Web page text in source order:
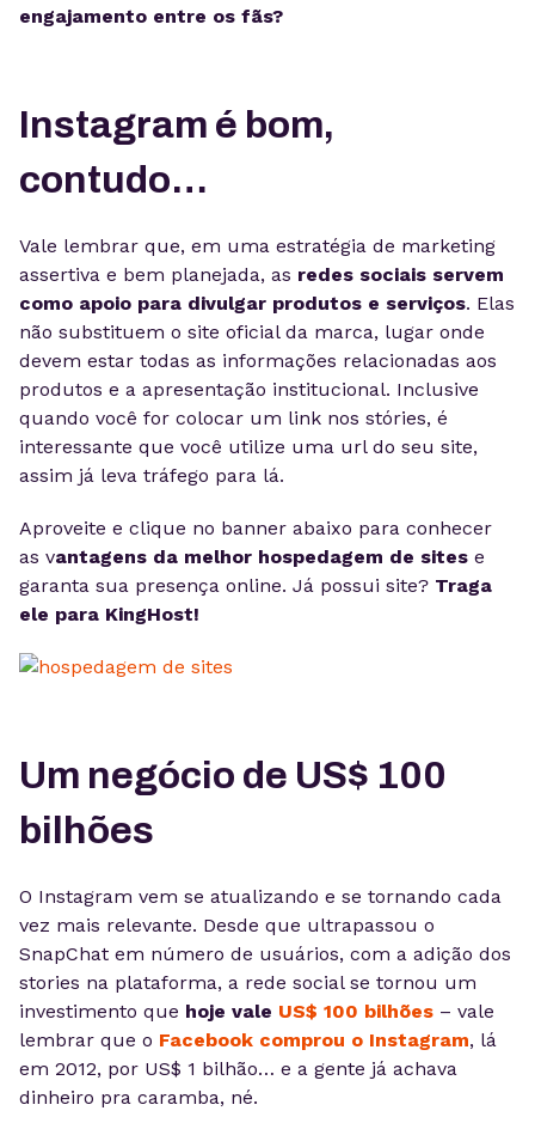
engajamento entre os fãs?
Instagram é bom,
contudo…
Vale lembrar que, em uma estratégia de marketing
assertiva e bem planejada, as redes sociais servem
como apoio para divulgar produtos e serviços. Elas
não substituem o site oficial da marca, lugar onde
devem estar todas as informações relacionadas aos
produtos e a apresentação institucional. Inclusive
quando você for colocar um link nos stóries, é
interessante que você utilize uma url do seu site,
assim já leva tráfego para lá.
Aproveite e clique no banner abaixo para conhecer
as vantagens da melhor hospedagem de sites e
garanta sua presença online. Já possui site? Traga
ele para KingHost!
Um negócio de US$ 100
bilhões
O Instagram vem se atualizando e se tornando cada
vez mais relevante. Desde que ultrapassou o
SnapChat em número de usuários, com a adição dos
stories na plataforma, a rede social se tornou um
investimento que hoje vale US$ 100 bilhões – vale
lembrar que o Facebook comprou o Instagram, lá
em 2012, por US$ 1 bilhão… e a gente já achava
dinheiro pra caramba, né.